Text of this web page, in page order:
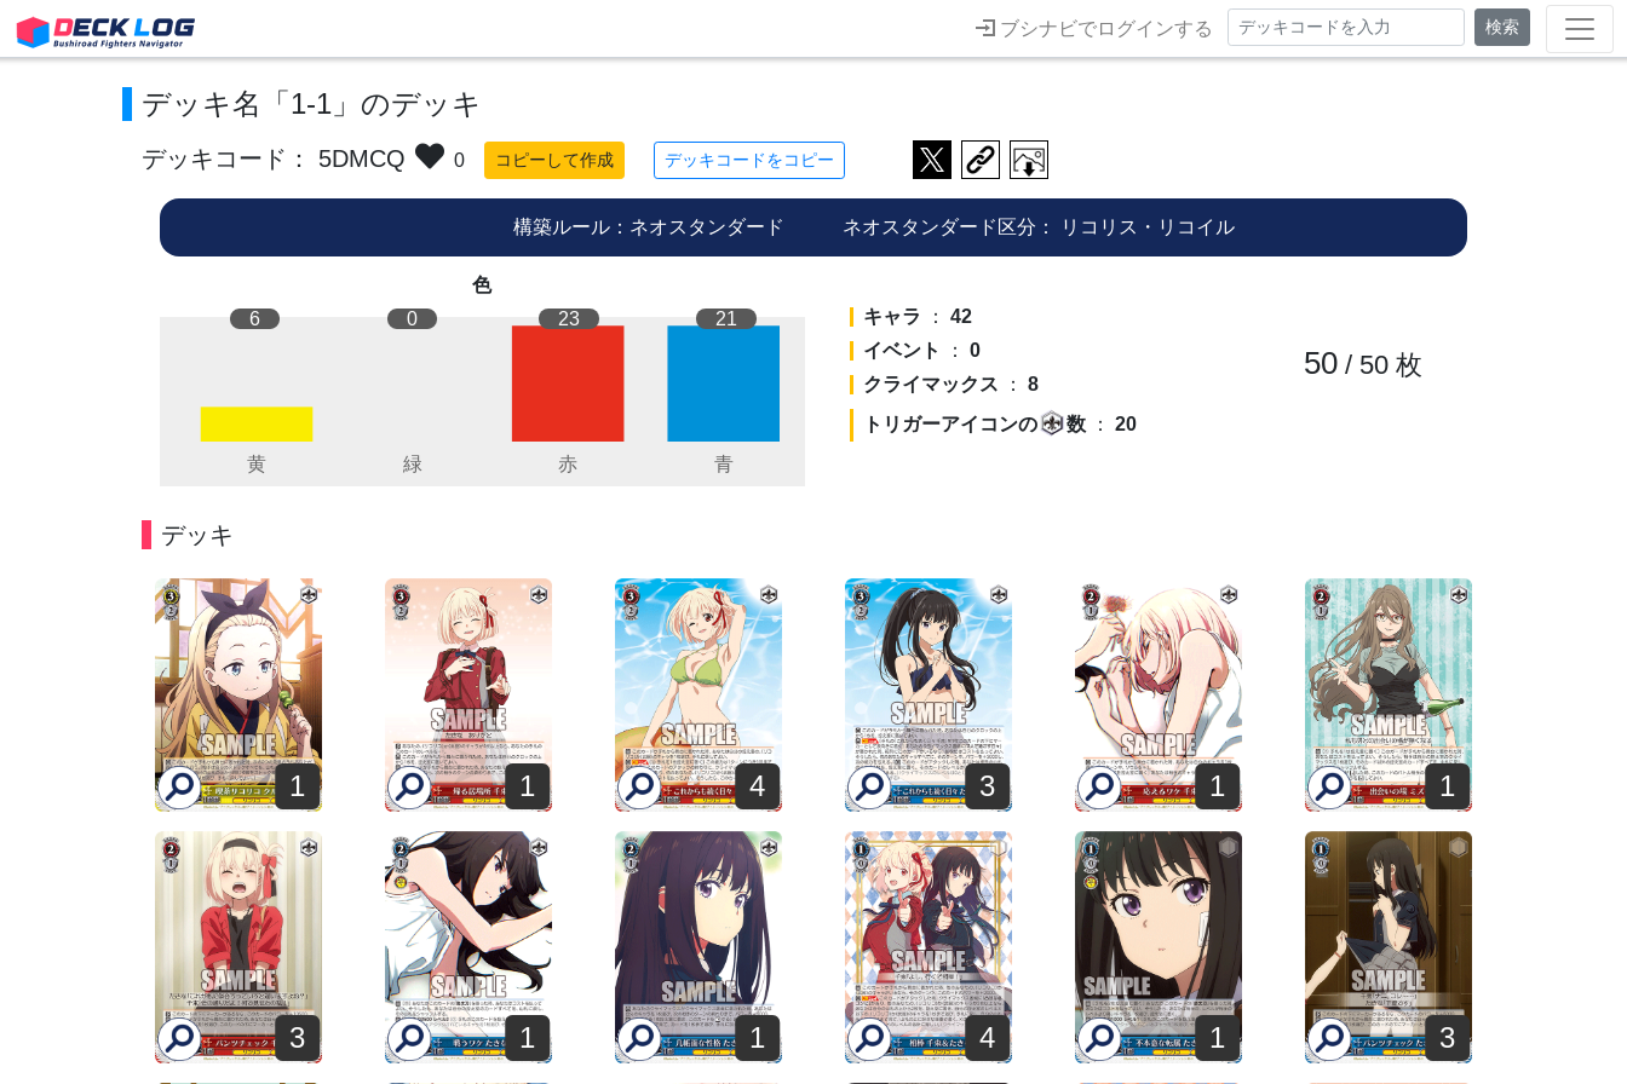
ブシナビでログインする 検索
デッキ名「1-1」のデッキ
デッキコード： 5DMCQ 0 コピーして作成 デッキコードをコピー
構築ルール：ネオスタンダード ネオスタンダード区分： リコリス・リコイル
色
6
0 23 21 キャラ ： 42
イベント
： 0
クライマックス ： 8
トリガーアイコンの
数： 20
50/ 50枚
デッキ
1 1 4 3 1 1
3 1 1 4 1 3